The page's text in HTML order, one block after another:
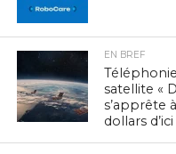
EN BREF
satellite «
s’apprête
dollars